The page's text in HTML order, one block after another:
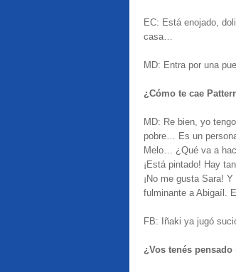
EC: Está enojado,
casa…
MD: Entra por una
¿Cómo te cae
MD: Re bien, yo
pobre… Es un
Melo… ¿Qué va a
¡Está pintado! Hay
¡No me gusta Sara!
fulminante a Abigaíl.
FB: Iñaki ya jugó
¿Vos tenés